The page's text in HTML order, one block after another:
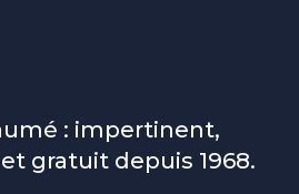
: impertinent,
gratuit depuis 1968.